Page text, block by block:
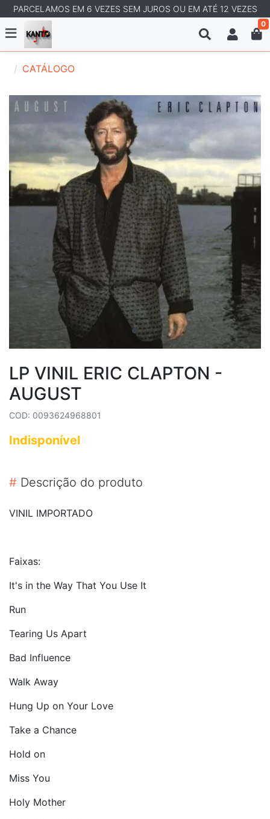
PARCELAMOS EM 6 VEZES SEM JUROS OU EM ATÉ 12 VEZES
0
CATÁLOGO
LP VINIL ERIC CLAPTON -
AUGUST
COD: 0093624968801
Indisponível
# Descrição do produto
VINIL IMPORTADO
Faixas:
It's in the Way That You Use It
Run
Tearing Us Apart
Bad Influence
Walk Away
Hung Up on Your Love
Take a Chance
Hold on
Miss You
Holy Mother